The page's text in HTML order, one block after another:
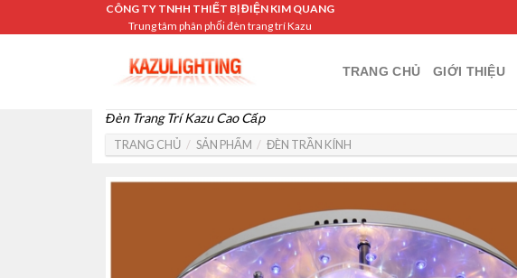
to
CÔNG TY TNHH THIẾT BỊ ĐIỆN KIM QUANG
Trung tâm phân phối đèn trang trí Kazu
Đèn Trang Trí Kazu Cao Cấp
TRANG CHỦ GIỚI THIỆU
TRANG CHỦ / SẢN PHẨM / ĐÈN TRẦN KÍNH